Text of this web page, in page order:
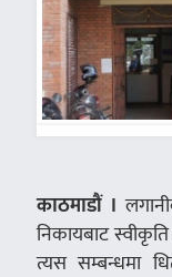
काठमाडौं ।
निकायबाट
त्यस सम्बन्धमा